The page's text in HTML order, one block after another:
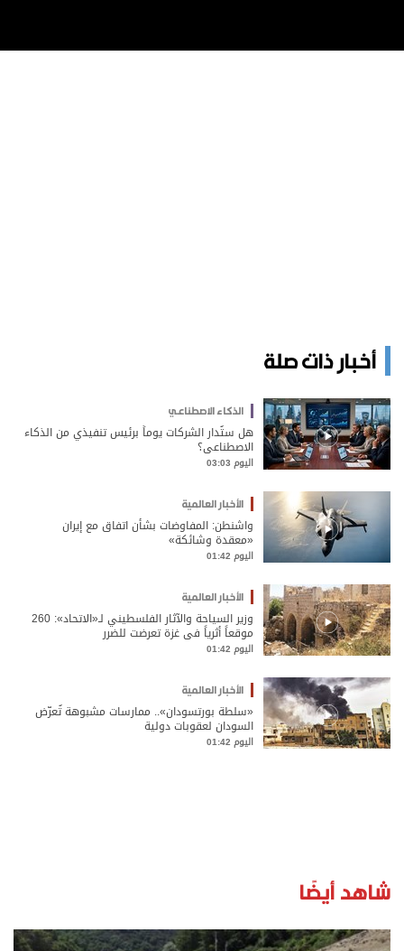
أخبار ذات صلة
الذكاء الاصطناعي
هل ستُدار الشركات يوماً برئيس تنفيذي من الذكاء
الاصطناعي؟
اليوم 03:03
الأخبار العالمية
واشنطن: المفاوضات بشأن اتفاق مع إيران
«معقدة وشائكة»
اليوم 01:42
الأخبار العالمية
وزير السياحة والآثار الفلسطيني لـ«الاتحاد»: 260
موقعاً أثرياً في غزة تعرضت للضرر
اليوم 01:42
الأخبار العالمية
«سلطة بورتسودان».. ممارسات مشبوهة تُعرّض
السودان لعقوبات دولية
اليوم 01:42
شاهد أيضًا